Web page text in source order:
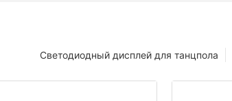
Светодиодный дисплей для танцпола